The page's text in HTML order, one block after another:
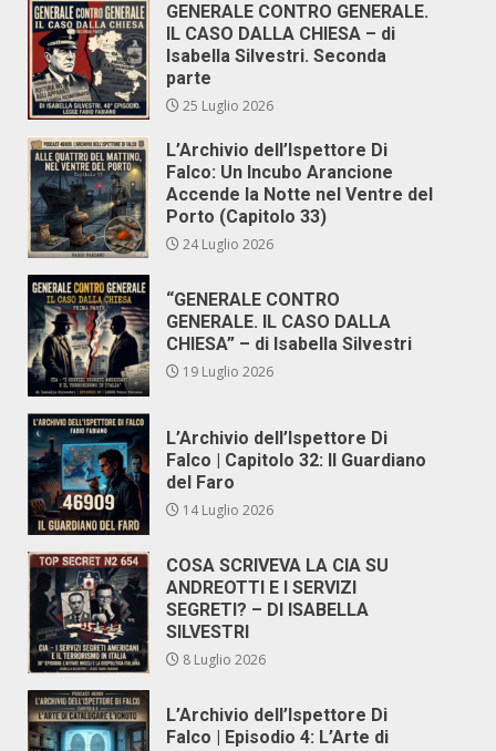
GENERALE CONTRO GENERALE.
IL CASO DALLA CHIESA – di
Isabella Silvestri. Seconda
parte
25 Luglio 2026
L’Archivio dell’Ispettore Di
Falco: Un Incubo Arancione
Accende la Notte nel Ventre del
Porto (Capitolo 33)
24 Luglio 2026
“GENERALE CONTRO
GENERALE. IL CASO DALLA
CHIESA” – di Isabella Silvestri
19 Luglio 2026
L’Archivio dell’Ispettore Di
Falco | Capitolo 32: Il Guardiano
del Faro
14 Luglio 2026
COSA SCRIVEVA LA CIA SU
ANDREOTTI E I SERVIZI
SEGRETI? – DI ISABELLA
SILVESTRI
8 Luglio 2026
L’Archivio dell’Ispettore Di
Falco | Episodio 4: L’Arte di